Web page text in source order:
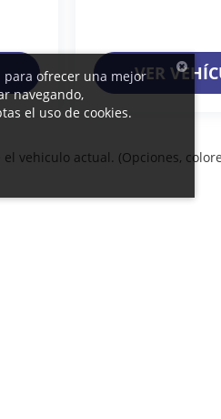
VER
vehiculo actual. (Opciones,
para ofrecer una mejor
navegando,
el uso de cookies.